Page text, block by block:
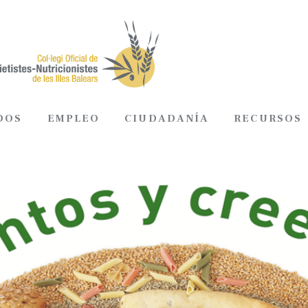
EMPLEO CIUDADANÍA RECURSOS